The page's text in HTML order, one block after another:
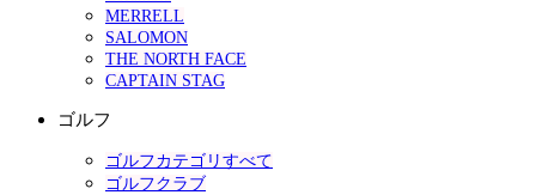
MERRELL
SALOMON
THE NORTH FACE
CAPTAIN STAG
ゴルフ
ゴルフカテゴリすべて
ゴルフクラブ